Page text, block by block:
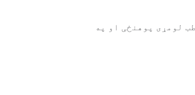
لومړی پوهنځی او په